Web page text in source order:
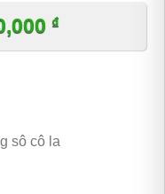
₫
hiện
320,000 ₫.
sô cô la